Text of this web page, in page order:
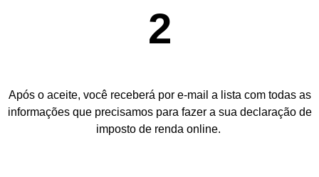
2
Após o aceite, você receberá por e-mail a lista com todas as
informações que precisamos para fazer a sua declaração de
imposto de renda online.